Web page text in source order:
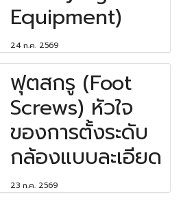
Equipment)
24 ก.ค. 2569
ฟุตสกรู (Foot
Screws) หัวใจ
ของการตั้งระดับ
กล้องแบบละเอียด
23 ก.ค. 2569